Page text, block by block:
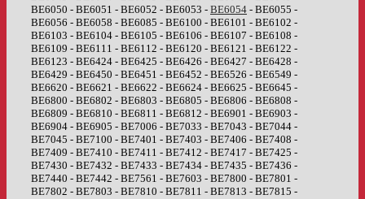
BE6050 - BE6051 - BE6052 - BE6053 - BE6054 - BE6055 -
BE6056 - BE6058 - BE6085 - BE6100 - BE6101 - BE6102 -
BE6103 - BE6104 - BE6105 - BE6106 - BE6107 - BE6108 -
BE6109 - BE6111 - BE6112 - BE6120 - BE6121 - BE6122 -
BE6123 - BE6424 - BE6425 - BE6426 - BE6427 - BE6428 -
BE6429 - BE6450 - BE6451 - BE6452 - BE6526 - BE6549 -
BE6620 - BE6621 - BE6622 - BE6624 - BE6625 - BE6645 -
BE6800 - BE6802 - BE6803 - BE6805 - BE6806 - BE6808 -
BE6809 - BE6810 - BE6811 - BE6812 - BE6901 - BE6903 -
BE6904 - BE6905 - BE7006 - BE7033 - BE7043 - BE7044 -
BE7045 - BE7100 - BE7401 - BE7403 - BE7406 - BE7408 -
BE7409 - BE7410 - BE7411 - BE7412 - BE7417 - BE7425 -
BE7430 - BE7432 - BE7433 - BE7434 - BE7435 - BE7436 -
BE7440 - BE7442 - BE7561 - BE7603 - BE7800 - BE7801 -
BE7802 - BE7803 - BE7810 - BE7811 - BE7813 - BE7815 -